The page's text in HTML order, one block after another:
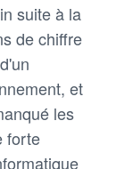
suite à la
de chiffre
et
les
forte